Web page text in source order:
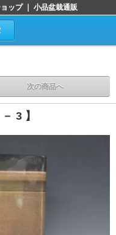
ップ ｜ 小品盆栽通販
次の商品へ
3 】